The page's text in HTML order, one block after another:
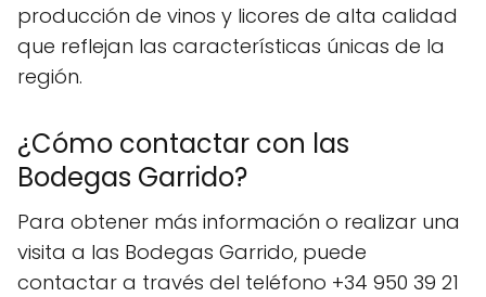
producción de vinos y licores de alta calidad
que reflejan las características únicas de la
región.
¿Cómo contactar con las
Bodegas Garrido?
Para obtener más información o realizar una
visita a las Bodegas Garrido, puede
contactar a través del teléfono +34 950 39 21